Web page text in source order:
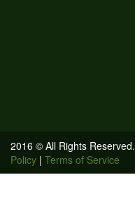
2016 © All Rights Reserved.
Policy | Terms of Service